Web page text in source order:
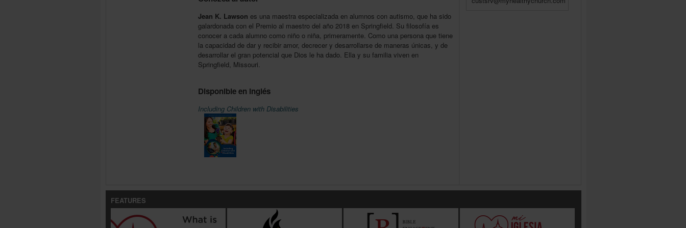
Jean K. Lawson es una maestra especializada en alumnos con autismo, que ha sido
galardonada con el Premio al maestro del año 2018 en Springfield. Su filosofía es
conocer a cada alumno como niño o niña, primeramente. Como una persona que tiene
la capacidad de dar y recibir amor, decrecer y desarrollarse de maneras únicas, y de
desarrollar el gran potencial que Dios le ha dado. Ella y su familia viven en
Springfield, Missouri.
Disponible en inglés
Including Children with Disabilities
FEATURES